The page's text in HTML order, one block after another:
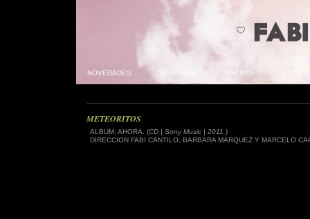
List Of Non Gamstop Casinos UK Casino Non Aams
NOVEDADES BIOGRAFIA PRENSA
METEORITOS
ALBUM: AHORA. (CD | Sony Music | 2011 )
DIRECCION FABI CANTILO, BARBARA MARQUEZ Y MARCELO